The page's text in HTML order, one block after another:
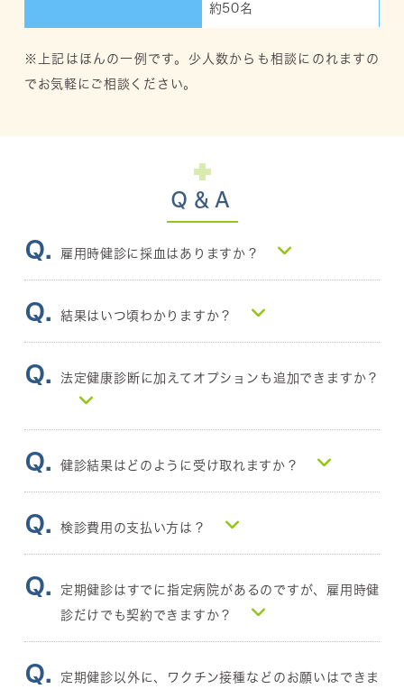
約50名
※上記はほんの一例です。少人数からも相談にのれますの
でお気軽にご相談ください。
Q＆A
雇用時健診に採血はありますか？
結果はいつ頃わかりますか？
法定健康診断に加えてオプションも追加できますか？
健診結果はどのように受け取れますか？
検診費用の支払い方は？
定期健診はすでに指定病院があるのですが、雇用時健
診だけでも契約できますか？
定期健診以外に、ワクチン接種などのお願いはできま